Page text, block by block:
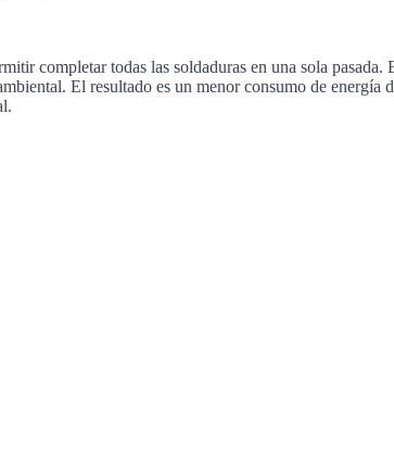
completar todas las soldaduras en una sola pasada.
El resultado es un menor consumo de energía